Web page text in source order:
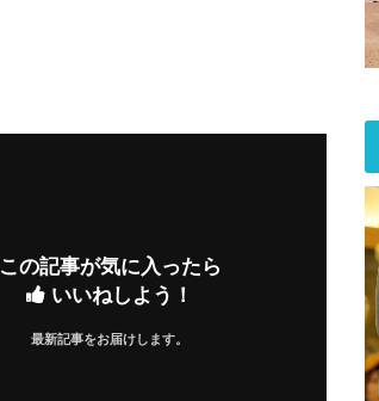
この記事が気に入ったら
いいねしよう！
最新記事をお届けします。